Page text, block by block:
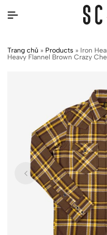
Trang chủ » Products » Iron
Heavy Flannel Brown Crazy